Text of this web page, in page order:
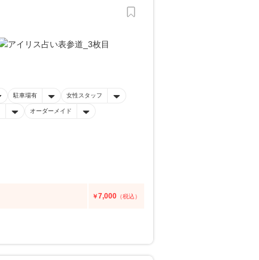
駐車場有 女性スタッフ
オーダーメイド
￥7,000 （税込）